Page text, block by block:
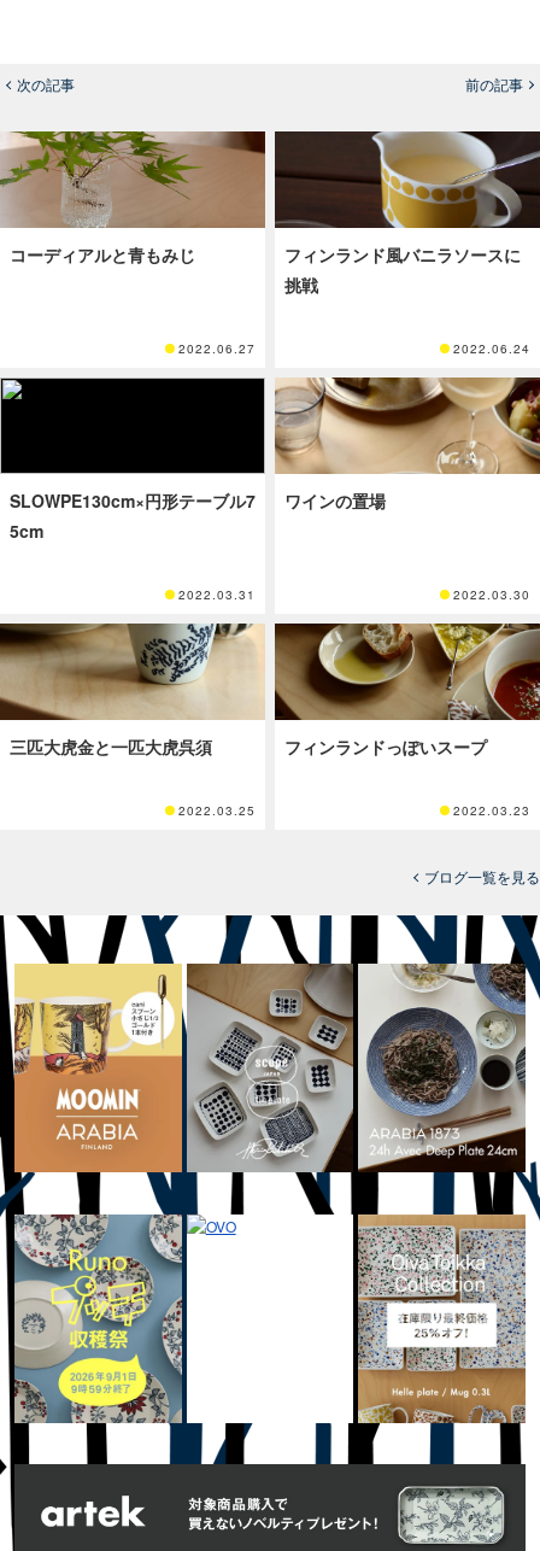
次の記事 前の記事
コーディアルと青もみじ
2022.06.27
フィンランド風バニラソースに
挑戦
2022.06.24
SLOWPE130cm×円形テーブル7
5cm
2022.03.31
ワインの置場
2022.03.30
三匹大虎金と一匹大虎呉須
2022.03.25
フィンランドっぽいスープ
2022.03.23
ブログ一覧を見る